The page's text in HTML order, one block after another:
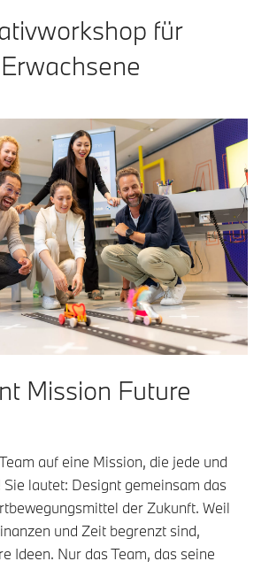
für
Erwachsene
Mission Future
auf eine Mission, die jede und
lautet: Designt gemeinsam das
der Zukunft. Weil
und Zeit begrenzt sind,
Ideen. Nur das Team, das seine